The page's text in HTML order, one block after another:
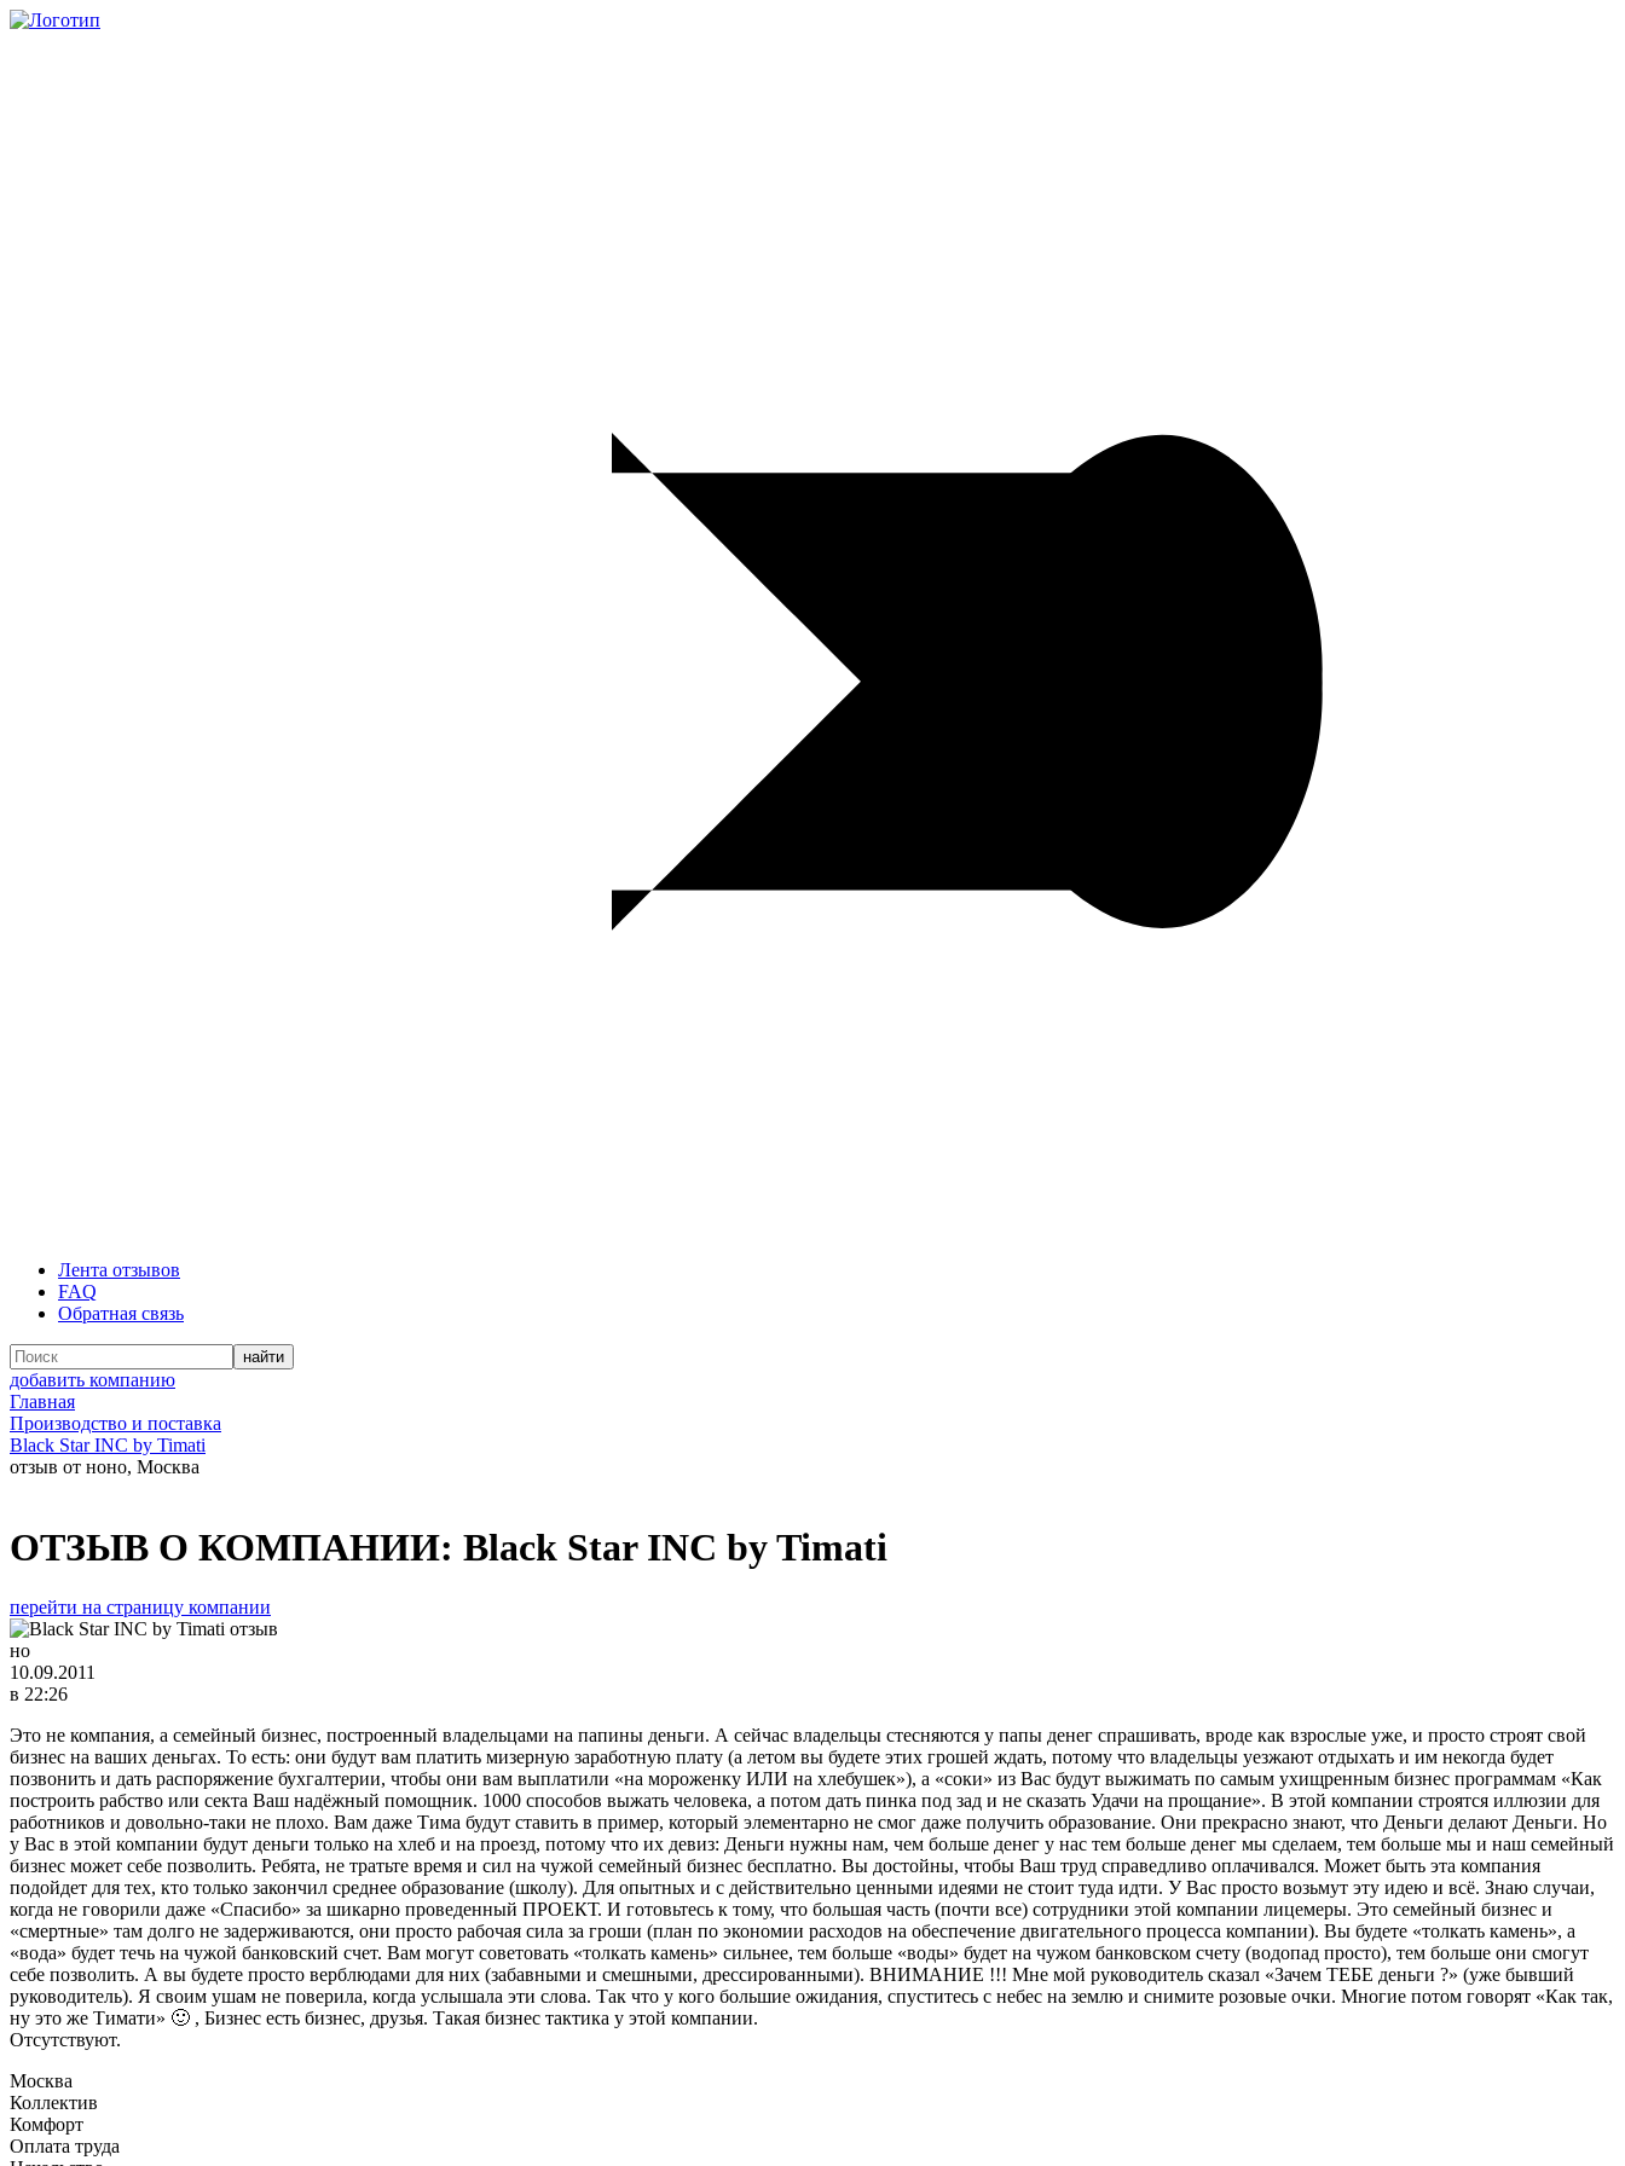
Лента отзывов
FAQ
Обратная связь
добавить компанию
Главная
Производство и поставка
Black Star INC by Timati
отзыв от ноно, Москва
ОТЗЫВ О КОМПАНИИ: Black Star INC by Timati
перейти на страницу компании
но
10.09.2011
в 22:26
Это не компания, а семейный бизнес, построенный владельцами на папины деньги. А сейчас владельцы стесняются у папы денег спрашивать, вроде как взрослые уже, и просто строят свой
бизнес на ваших деньгах. То есть: они будут вам платить мизерную заработную плату (а летом вы будете этих грошей ждать, потому что владельцы уезжают отдыхать и им некогда будет
позвонить и дать распоряжение бухгалтерии, чтобы они вам выплатили «на мороженку ИЛИ на хлебушек»), а «соки» из Вас будут выжимать по самым ухищренным бизнес программам «Как
построить рабство или секта Ваш надёжный помощник. 1000 способов выжать человека, а потом дать пинка под зад и не сказать Удачи на прощание». В этой компании строятся иллюзии для
работников и довольно-таки не плохо. Вам даже Тима будут ставить в пример, который элементарно не смог даже получить образование. Они прекрасно знают, что Деньги делают Деньги. Но
у Вас в этой компании будут деньги только на хлеб и на проезд, потому что их девиз: Деньги нужны нам, чем больше денег у нас тем больше денег мы сделаем, тем больше мы и наш семейный
бизнес может себе позволить. Ребята, не тратьте время и сил на чужой семейный бизнес бесплатно. Вы достойны, чтобы Ваш труд справедливо оплачивался. Может быть эта компания
подойдет для тех, кто только закончил среднее образование (школу). Для опытных и с действительно ценными идеями не стоит туда идти. У Вас просто возьмут эту идею и всё. Знаю случаи,
когда не говорили даже «Спасибо» за шикарно проведенный ПРОЕКТ. И готовьтесь к тому, что большая часть (почти все) сотрудники этой компании лицемеры. Это семейный бизнес и
«смертные» там долго не задерживаются, они просто рабочая сила за гроши (план по экономии расходов на обеспечение двигательного процесса компании). Вы будете «толкать камень», а
«вода» будет течь на чужой банковский счет. Вам могут советовать «толкать камень» сильнее, тем больше «воды» будет на чужом банковском счету (водопад просто), тем больше они смогут
себе позволить. А вы будете просто верблюдами для них (забавными и смешными, дрессированными). ВНИМАНИЕ !!! Мне мой руководитель сказал «Зачем ТЕБЕ деньги ?» (уже бывший
руководитель). Я своим ушам не поверила, когда услышала эти слова. Так что у кого большие ожидания, спуститесь с небес на землю и снимите розовые очки. Многие потом говорят «Как так,
ну это же Тимати» 🙂 , Бизнес есть бизнес, друзья. Такая бизнес тактика у этой компании.
Отсутствуют.
Москва
Коллектив
Комфорт
Оплата труда